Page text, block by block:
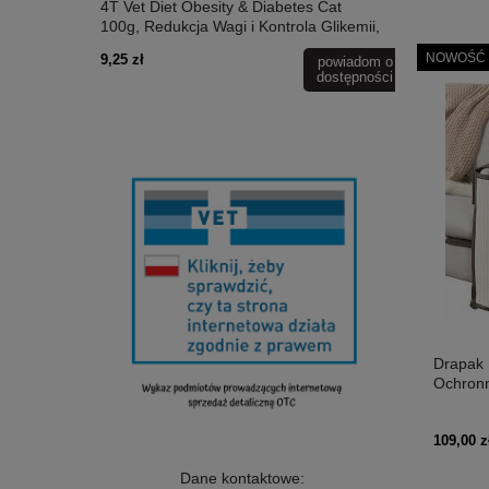
4T Vet Diet Obesity & Diabetes Cat
100g, Redukcja Wagi i Kontrola Glikemii,
Wysokobiałkowa i Niskowęglowodanowa!
Monobiałkowy Niskotłuszczowy Indyk!
9,25 zł
powiadom o
dostępności
Nerek,
Dodatek
Jakości
9,25 zł
Dane kontaktowe:
Drapak
109,00
NOWOŚĆ